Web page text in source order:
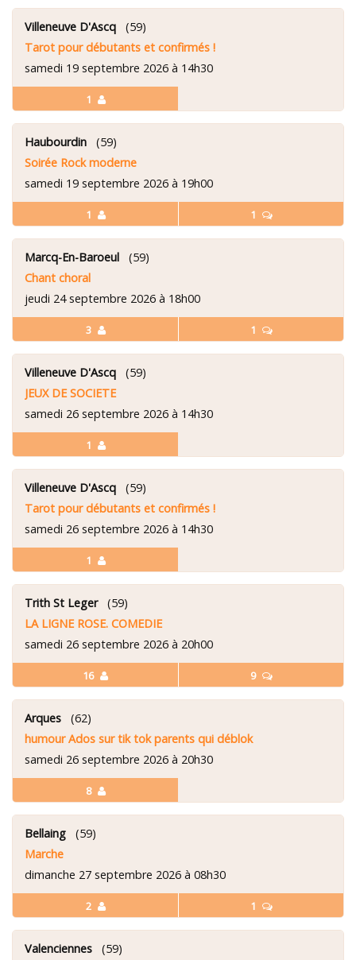
1
Villeneuve D'Ascq (59)
Tarot pour débutants et confirmés !
samedi 19 septembre 2026 à 14h30
1 1
Haubourdin (59)
Soirée Rock moderne
samedi 19 septembre 2026 à 19h00
3 1
Marcq-En-Baroeul (59)
Chant choral
jeudi 24 septembre 2026 à 18h00
1
Villeneuve D'Ascq (59)
JEUX DE SOCIETE
samedi 26 septembre 2026 à 14h30
1
Villeneuve D'Ascq (59)
Tarot pour débutants et confirmés !
samedi 26 septembre 2026 à 14h30
16 9
Trith St Leger(59)
LA LIGNE ROSE. COMEDIE
samedi 26 septembre 2026 à 20h00
8
Arques (62)
humour Ados sur tik tok parents qui déblok
samedi 26 septembre 2026 à 20h30
2 1
Bellaing (59)
Marche
dimanche 27 septembre 2026 à 08h30
Valenciennes (59)